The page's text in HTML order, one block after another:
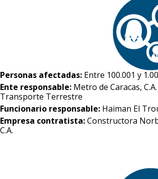
Personas afectadas: Entre 100.001 y
Ente responsable: Metro de Caracas,
Transporte Terrestre
Funcionario responsable: Haiman El
Empresa contratista:Constructora
C.A.